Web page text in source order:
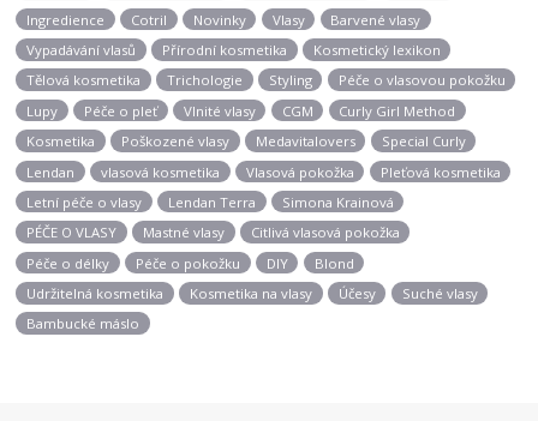
Ingredience
Cotril Novinky Vlasy
Barvené vlasy
Vypadávání vlasů
Přírodní kosmetika
Kosmetický lexikon
Tělová kosmetika
Trichologie Styling
Péče o vlasovou pokožku
Lupy
Péče o pleť Vlnité vlasy CGM
Curly Girl Method
Kosmetika
Poškozené vlasy Medavitalovers
Special Curly
Lendan
vlasová kosmetika Vlasová pokožka
Pleťová kosmetika
Letní péče o vlasy
Lendan Terra
Simona Krainová
PÉČE O VLASY
Mastné vlasy
Citlivá vlasová pokožka
Péče o délky
Péče o pokožku DIY
Blond
Udržitelná kosmetika
Kosmetika na vlasy Účesy
Suché vlasy
Bambucké máslo